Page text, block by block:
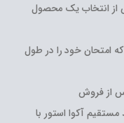
انتخاب یک محصول
امتحان خود را در طول
از فروش
آکوا استور با